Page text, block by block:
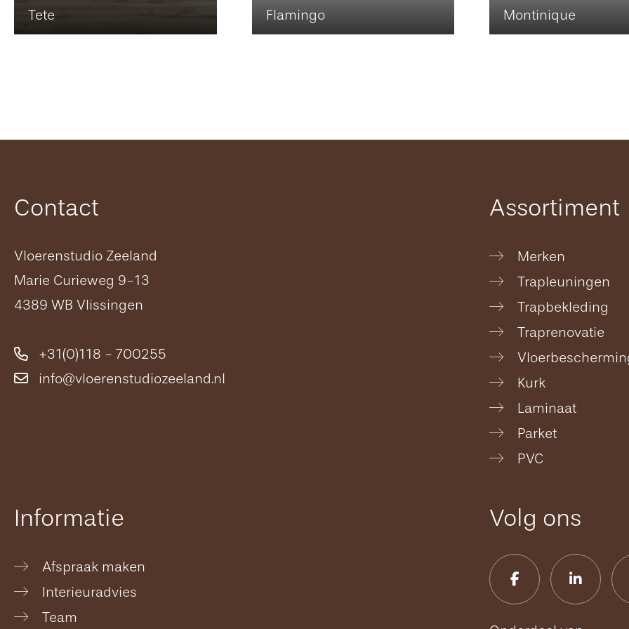
Tete Flamingo Montinique
Contact
Vloerenstudio Zeeland
Marie Curieweg 9-13
4389 WB Vlissingen
+31(0)118 - 700255
info@vloerenstudiozeeland.nl
Assortiment
Merken
Trapleuningen
Trapbekleding
Traprenovatie
Kurk
Laminaat
Parket
PVC
Informatie
Afspraak maken
Interieuradvies
Team
Volg ons